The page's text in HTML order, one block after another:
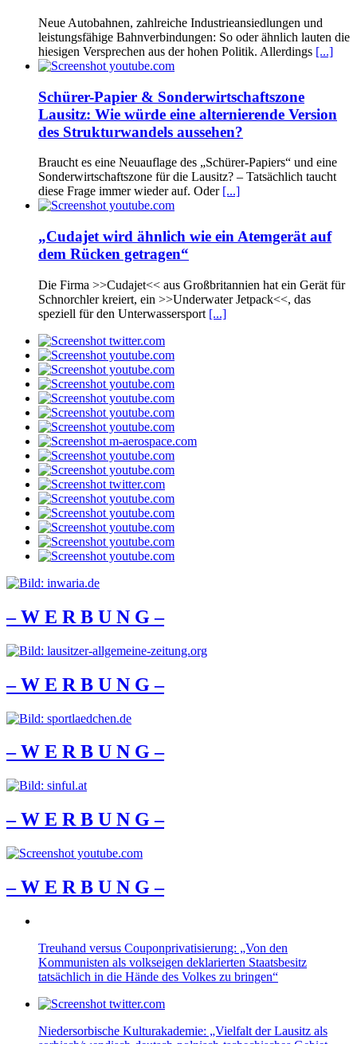
Neue Autobahnen, zahlreiche Industrieansiedlungen und
leistungsfähige Bahnverbindungen: So oder ähnlich lauten die
hiesigen Versprechen aus der hohen Politik. Allerdings [...]
Schürer-Papier & Sonderwirtschaftszone
Lausitz: Wie würde eine alternierende Version
des Strukturwandels aussehen?
Braucht es eine Neuauflage des „Schürer-Papiers“ und eine
Sonderwirtschaftszone für die Lausitz? – Tatsächlich taucht
diese Frage immer wieder auf. Oder [...]
„Cudajet wird ähnlich wie ein Atemgerät auf
dem Rücken getragen“
Die Firma >>Cudajet<< aus Großbritannien hat ein Gerät für
Schnorchler kreiert, ein >>Underwater Jetpack<<, das
speziell für den Unterwassersport [...]
– W Ε R Β U Ν G –
– W Ε R Β U Ν G –
– W Ε R Β U Ν G –
– W Ε R Β U Ν G –
– W Ε R Β U Ν G –
Treuhand versus Couponprivatisierung: „Von den
Kommunisten als volkseigen deklarierten Staatsbesitz
tatsächlich in die Hände des Volkes zu bringen“
Niedersorbische Kulturakademie: „Vielfalt der Lausitz als